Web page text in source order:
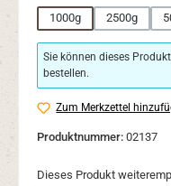
1000g
2500g
Sie können dieses
bestellen.
Zum Merkzettel
Produktnummer: 02137
Dieses Produkt